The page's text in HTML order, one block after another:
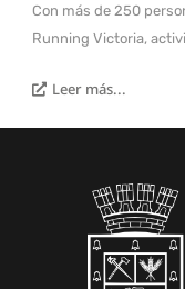
Con más de 250
Running Victoria,
Leer más...